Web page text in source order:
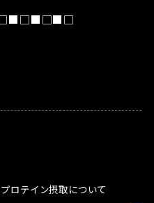
ロテイン摂取について